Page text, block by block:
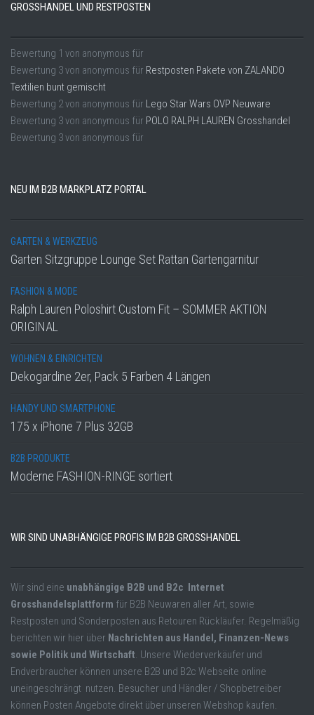
GROSSHANDEL UND RESTPOSTEN
Bewertung 1 von anonymous für
Bewertung 3von anonymous für Restposten Pakete von ZALANDO
Textilien bunt gemischt
Bewertung 2von anonymous für Lego Star Wars OVP Neuware
Bewertung 3von anonymous für POLO RALPH LAUREN Grosshandel
Bewertung 3von anonymous für
NEU IM B2B MARKPLATZ PORTAL
GARTEN & WERKZEUG
Garten Sitzgruppe Lounge Set Rattan Gartengarnitur
FASHION & MODE
Ralph Lauren Poloshirt Custom Fit – SOMMER AKTION
ORIGINAL
WOHNEN & EINRICHTEN
Dekogardine 2er, Pack 5 Farben 4 Längen
HANDY UND SMARTPHONE
175 x iPhone 7 Plus 32GB
B2B PRODUKTE
Moderne FASHION-RINGE sortiert
WIR SIND UNABHÄNGIGE PROFIS IM B2B GROSSHANDEL
Wir sind eine unabhängige B2B und B2c Internet
Grosshandelsplattform für B2B Neuwaren aller Art, sowie
Restposten und Sonderposten aus Retouren Rückläufer. Regelmäßig
berichten wir hier über Nachrichten aus Handel, Finanzen-News
sowie Politik und Wirtschaft. Unsere Wiederverkäufer und
Endverbraucher können unsere B2B und B2c Webseite online
uneingeschrängt nutzen. Besucher und Händler / Shopbetreiber
können Posten Angebote direkt über unseren Webshop kaufen.